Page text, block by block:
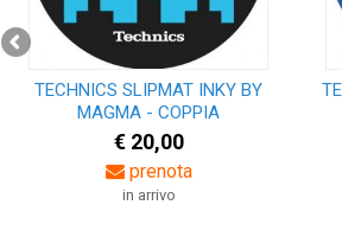
TECHNICS SLIPMAT INKY BY
MAGMA - COPPIA
€ 20,00
prenota
in arrivo